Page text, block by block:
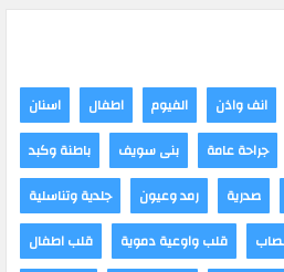
اسنان اطفال الفيوم انف واذن
باطنة وكبد
بنى سويف جراحة عامة
جلدية وتناسلية
رمد وعيون صدرية
قلب اطفال
قلب واوعية دموية